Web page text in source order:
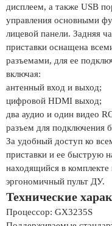
дисплеем, а также USB
управления основными
лицевой панели. Задняя
приставки оснащена
разъемами, для ее
включая:
антенный вход и выход;
цифровой HDMI выход;
два аудио и один видео
разъем для подключения
За удобный доступ ко
приставки и ее быструю
находящийся в комплекте
эргономичный пульт ДУ.
Технические
Процессор: GX3235S